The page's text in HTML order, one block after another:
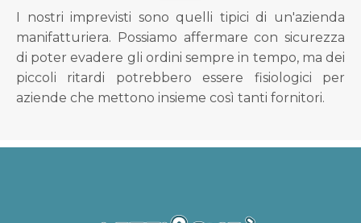
I nostri imprevisti sono quelli tipici di un'azienda
manifatturiera. Possiamo affermare con sicurezza
di poter evadere gli ordini sempre in tempo, ma dei
piccoli ritardi potrebbero essere fisiologici per
aziende che mettono insieme così tanti fornitori.